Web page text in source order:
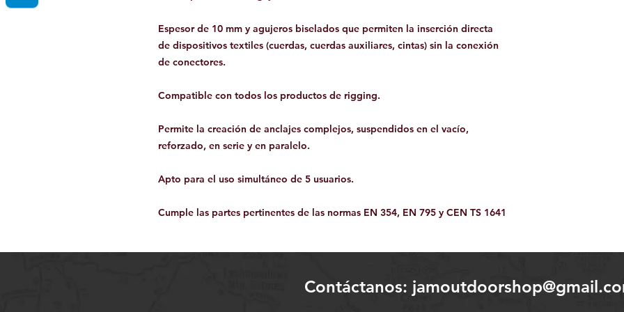
Espesor de 10 mm y agujeros biselados que permiten la inserción directa
de dispositivos textiles (cuerdas, cuerdas auxiliares, cintas) sin la conexión
de conectores.
Compatible con todos los productos de rigging.
Permite la creación de anclajes complejos, suspendidos en el vacío,
reforzado, en serie y en paralelo.
Apto para el uso simultáneo de 5 usuarios.
Cumple las partes pertinentes de las normas EN 354, EN 795 y CEN TS 1641
Contáctanos: